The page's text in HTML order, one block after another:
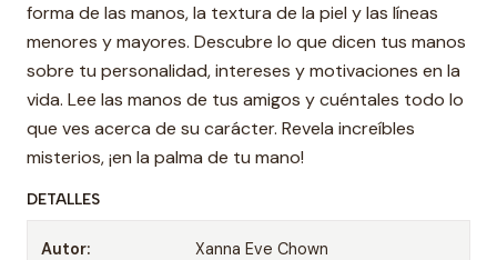
forma de las manos, la textura de la piel y las líneas
menores y mayores. Descubre lo que dicen tus manos
sobre tu personalidad, intereses y motivaciones en la
vida. Lee las manos de tus amigos y cuéntales todo lo
que ves acerca de su carácter. Revela increíbles
misterios, ¡en la palma de tu mano!
DETALLES
Autor: Xanna Eve Chown